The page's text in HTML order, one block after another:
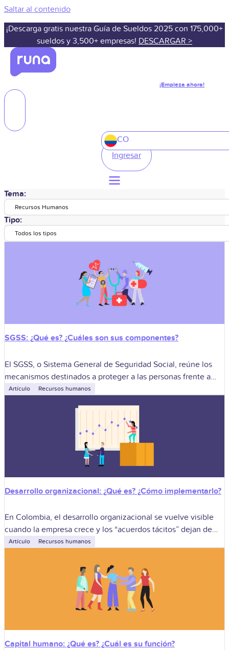
Saltar al contenido
¡Descarga gratis nuestra Guía de Sueldos 2025 con 175,000+
sueldos y 3,500+ empresas! DESCARGAR >
¡Empieza ahora!
CO
Ingresar
Tema:
Recursos Humanos
Tipo:
Todos los tipos
SGSS: ¿Qué es? ¿Cuáles son sus componentes?
El SGSS, o Sistema General de Seguridad Social, reúne los
mecanismos destinados a proteger a las personas frente a
situaciones relacionadas con la salud, la vejez, la invalidez, la
Artículo Recursos humanos
Desarrollo organizacional: ¿Qué es? ¿Cómo implementarlo?
En Colombia, el desarrollo organizacional se vuelve visible
cuando la empresa crece y los “acuerdos tácitos” dejan de
funcionar: lo que antes se resolvía con buena voluntad
Artículo Recursos humanos
Capital humano: ¿Qué es? ¿Cuál es su función?